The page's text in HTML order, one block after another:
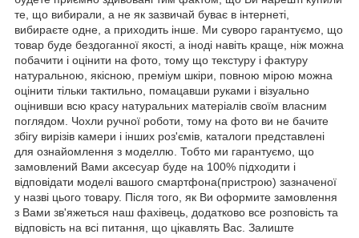
те, що вибирали, а не як зазвичай буває в інтернеті,
вибираєте одне, а приходить інше. Ми суворо гарантуємо, що
товар буде бездоганної якості, а іноді навіть краще, ніж можна
побачити і оцінити на фото, тому що текстуру і фактуру
натуральною, якісною, преміум шкіри, повною мірою можна
оцінити тільки тактильно, помацавши руками і візуально
оцінивши всю красу натуральних матеріалів своїм власним
поглядом. Чохли ручної роботи, тому на фото ви не бачите
збігу вирізів камери і інших роз'ємів, каталоги представлені
для ознайомлення з моделлю. Тобто ми гарантуємо, що
замовлений Вами аксесуар буде на 100% підходити і
відповідати моделі вашого смартфона(пристрою) зазначеної
у назві цього товару. Після того, як Ви оформите замовлення
з Вами зв'яжеться наш фахівець, додатково все розповість та
відповість на всі питання, що цікавлять Вас. Залиште